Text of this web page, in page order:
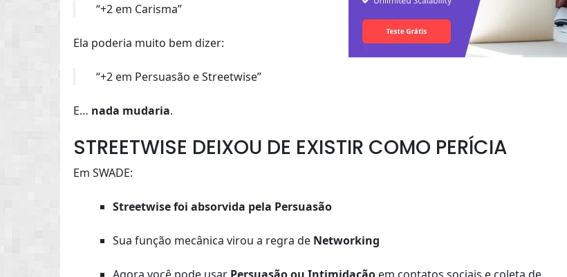
“+2 em Carisma”
Ela poderia muito bem dizer:
“+2 em Persuasão e Streetwise”
E… nada mudaria.
STREETWISE DEIXOU DE EXISTIR COMO PERÍCIA
Em SWADE:
Streetwise foi absorvida pela Persuasão
Sua função mecânica virou a regra de Networking